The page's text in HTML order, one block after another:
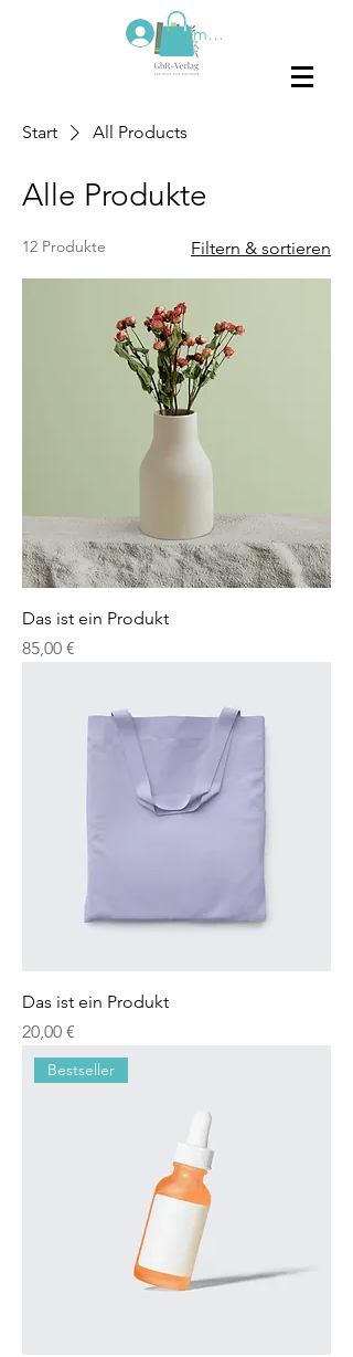
Anmelden
Start All Products
Alle Produkte
12 Produkte Filtern & sortieren
Das ist ein Produkt
Preis
85,00 €
Das ist ein Produkt
Preis
20,00 €
Bestseller